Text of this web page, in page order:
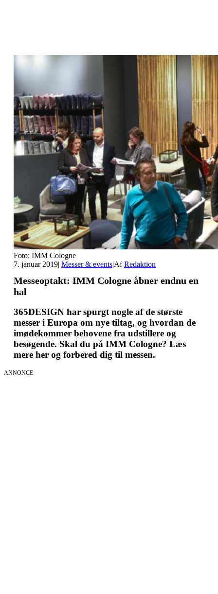
Foto: IMM Cologne
7. januar 2019| Messer & events|AfRedaktion
Messeoptakt: IMM Cologne åbner endnu en
hal
365DESIGN har spurgt nogle af de største
messer i Europa om nye tiltag, og hvordan de
imødekommer behovene fra udstillere og
besøgende. Skal du på IMM Cologne? Læs
mere her og forbered dig til messen.
ANNONCE